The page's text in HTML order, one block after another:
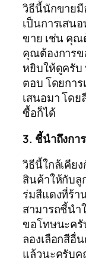
วิธีนี้นักขายมื
เป็นการเสน
ขาย เช่น คุณ
คุณต้องการ
หยิบให้ดูครั
ตอบ โดยกา
เสนอมา โดย
ซื้อก็ได้
3. ชี้นำถึงกา
วิธีนี้ใกล้เคีย
สินค้าให้กับลู
ร่มสีแดงที่ร้
สามารถชี้นำ
ขอโทษนะครั
ลองเลือกสีอื่
แล้วนะครับคุ